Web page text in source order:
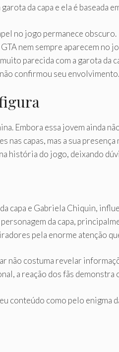
da capa e ela é baseada
no jogo permanece obscuro.
nem sempre aparecem no
parecida com a garota da
confirmou seu envolvimento.
Embora essa jovem ainda
capas, mas a sua
história do jogo, deixando
capa e Gabriela Chiquin,
da capa,
pela enorme atenção
não costuma revelar
a reação dos fãs
conteúdo como pelo enigma